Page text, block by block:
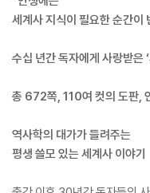
세계사 지식이 필요한 순간이
수십 년간 독자에게 사랑받은
총 672쪽, 110여 컷의 도판,
역사학의 대가가 들려주는
평생 쓸모 있는 세계사 이야기